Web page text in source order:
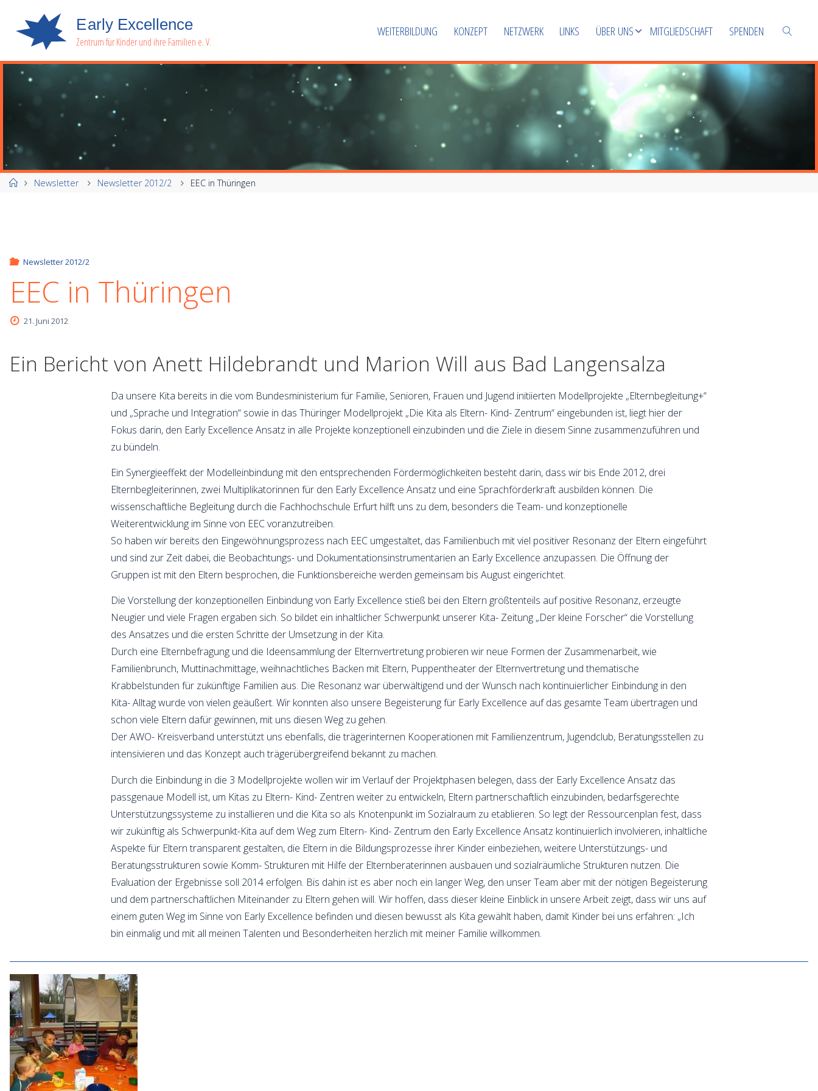
Ear ly Exce ence
Zentrum für Kinder und ihre Familien e. V.
WEITERBILDUNG KONZEPT NETZWERK LINKS ÜBER UNS MITGLIEDSCHAFT SPENDEN
SUCHEN
StartNewsletter Newsletter 2012/2 EEC in Thüringen
Newsletter 2012/2
EEC in Thüringen
21. Juni 2012
Ein Bericht von Anett Hildebrandt und Marion Will aus Bad Langensalza
Da unsere Kita bereits in die vom Bundesministerium für Familie, Senioren, Frauen und Jugend initiierten Modellprojekte „Elternbegleitung+“
und „Sprache und Integration“ sowie in das Thüringer Modellprojekt „Die Kita als Eltern- Kind- Zentrum“ eingebunden ist, liegt hier der
Fokus darin, den Early Excellence Ansatz in alle Projekte konzeptionell einzubinden und die Ziele in diesem Sinne zusammenzuführen und
zu bündeln.
Ein Synergieeffekt der Modelleinbindung mit den entsprechenden Fördermöglichkeiten besteht darin, dass wir bis Ende 2012, drei
Elternbegleiterinnen, zwei Multiplikatorinnen für den Early Excellence Ansatz und eine Sprachförderkraft ausbilden können. Die
wissenschaftliche Begleitung durch die Fachhochschule Erfurt hilft uns zu dem, besonders die Team- und konzeptionelle
Weiterentwicklung im Sinne von EEC voranzutreiben.
So haben wir bereits den Eingewöhnungsprozess nach EEC umgestaltet, das Familienbuch mit viel positiver Resonanz der Eltern eingeführt
und sind zur Zeit dabei, die Beobachtungs- und Dokumentationsinstrumentarien an Early Excellence anzupassen. Die Öffnung der
Gruppen ist mit den Eltern besprochen, die Funktionsbereiche werden gemeinsam bis August eingerichtet.
Die Vorstellung der konzeptionellen Einbindung von Early Excellence stieß bei den Eltern größtenteils auf positive Resonanz, erzeugte
Neugier und viele Fragen ergaben sich. So bildet ein inhaltlicher Schwerpunkt unserer Kita- Zeitung „Der kleine Forscher“ die Vorstellung
des Ansatzes und die ersten Schritte der Umsetzung in der Kita.
Durch eine Elternbefragung und die Ideensammlung der Elternvertretung probieren wir neue Formen der Zusammenarbeit, wie
Familienbrunch, Muttinachmittage, weihnachtliches Backen mit Eltern, Puppentheater der Elternvertretung und thematische
Krabbelstunden für zukünftige Familien aus. Die Resonanz war überwältigend und der Wunsch nach kontinuierlicher Einbindung in den
Kita- Alltag wurde von vielen geäußert. Wir konnten also unsere Begeisterung für Early Excellence auf das gesamte Team übertragen und
schon viele Eltern dafür gewinnen, mit uns diesen Weg zu gehen.
Der AWO- Kreisverband unterstützt uns ebenfalls, die trägerinternen Kooperationen mit Familienzentrum, Jugendclub, Beratungsstellen zu
intensivieren und das Konzept auch trägerübergreifend bekannt zu machen.
Durch die Einbindung in die 3 Modellprojekte wollen wir im Verlauf der Projektphasen belegen, dass der Early Excellence Ansatz das
passgenaue Modell ist, um Kitas zu Eltern- Kind- Zentren weiter zu entwickeln, Eltern partnerschaftlich einzubinden, bedarfsgerechte
Unterstützungssysteme zu installieren und die Kita so als Knotenpunkt im Sozialraum zu etablieren. So legt der Ressourcenplan fest, dass
wir zukünftig als Schwerpunkt-Kita auf dem Weg zum Eltern- Kind- Zentrum den Early Excellence Ansatz kontinuierlich involvieren, inhaltliche
Aspekte für Eltern transparent gestalten, die Eltern in die Bildungsprozesse ihrer Kinder einbeziehen, weitere Unterstützungs- und
Beratungsstrukturen sowie Komm- Strukturen mit Hilfe der Elternberaterinnen ausbauen und sozialräumliche Strukturen nutzen. Die
Evaluation der Ergebnisse soll 2014 erfolgen. Bis dahin ist es aber noch ein langer Weg, den unser Team aber mit der nötigen Begeisterung
und dem partnerschaftlichen Miteinander zu Eltern gehen will. Wir hoffen, dass dieser kleine Einblick in unsere Arbeit zeigt, dass wir uns auf
einem guten Weg im Sinne von Early Excellence befinden und diesen bewusst als Kita gewählt haben, damit Kinder bei uns erfahren: „Ich
bin einmalig und mit all meinen Talenten und Besonderheiten herzlich mit meiner Familie willkommen.